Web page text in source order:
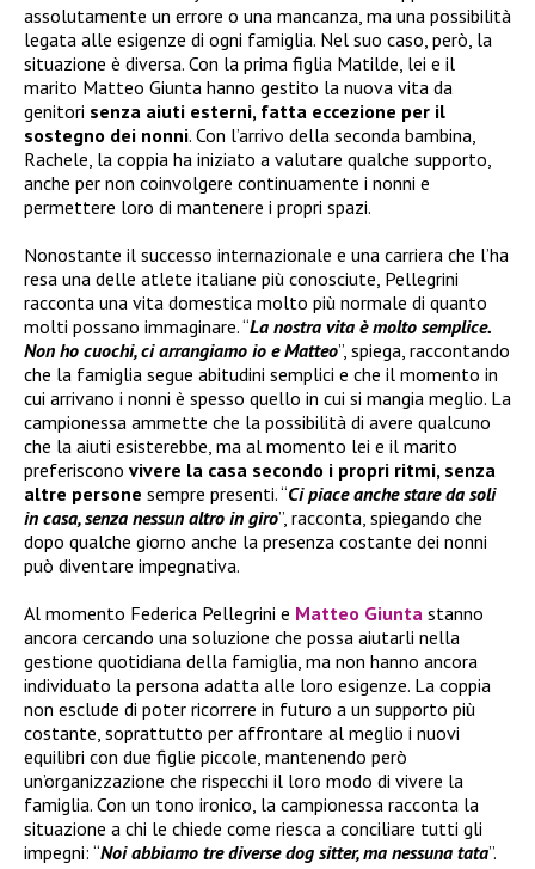
assolutamente un errore o una mancanza, ma una possibilità
legata alle esigenze di ogni famiglia. Nel suo caso, però, la
situazione è diversa. Con la prima figlia Matilde, lei e il
marito Matteo Giunta hanno gestito la nuova vita da
genitori senza aiuti esterni, fatta eccezione per il
sostegno dei nonni. Con l’arrivo della seconda bambina,
Rachele, la coppia ha iniziato a valutare qualche supporto,
anche per non coinvolgere continuamente i nonni e
permettere loro di mantenere i propri spazi.
Nonostante il successo internazionale e una carriera che l’ha
resa una delle atlete italiane più conosciute, Pellegrini
racconta una vita domestica molto più normale di quanto
molti possano immaginare. “La nostra vita è molto semplice.
Non ho cuochi, ci arrangiamo io e Matteo”, spiega, raccontando
che la famiglia segue abitudini semplici e che il momento in
cui arrivano i nonni è spesso quello in cui si mangia meglio. La
campionessa ammette che la possibilità di avere qualcuno
che la aiuti esisterebbe, ma al momento lei e il marito
preferiscono vivere la casa secondo i propri ritmi, senza
altre persone sempre presenti. “Ci piace anche stare da soli
in casa, senza nessun altro in giro”, racconta, spiegando che
dopo qualche giorno anche la presenza costante dei nonni
può diventare impegnativa.
Al momento Federica Pellegrini e Matteo Giunta stanno
ancora cercando una soluzione che possa aiutarli nella
gestione quotidiana della famiglia, ma non hanno ancora
individuato la persona adatta alle loro esigenze. La coppia
non esclude di poter ricorrere in futuro a un supporto più
costante, soprattutto per affrontare al meglio i nuovi
equilibri con due figlie piccole, mantenendo però
un’organizzazione che rispecchi il loro modo di vivere la
famiglia. Con un tono ironico, la campionessa racconta la
situazione a chi le chiede come riesca a conciliare tutti gli
impegni: “Noi abbiamo tre diverse dog sitter, ma nessuna tata”.